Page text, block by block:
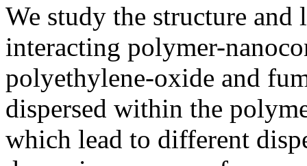
We study the structure
interacting polymer-
polyethylene-oxide and
dispersed within the
which lead to different